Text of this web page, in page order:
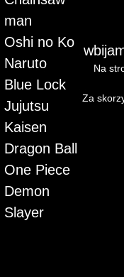
man
Oshi no Ko
Naruto
Blue Lock
Jujutsu
Kaisen
Dragon Ball
One Piece
Demon
Slayer
Na
Za